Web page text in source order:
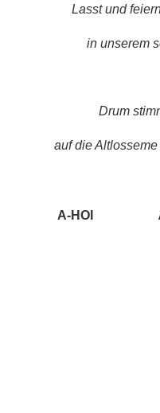
Lasst und
in unserem
Drum
auf die
A-HOI